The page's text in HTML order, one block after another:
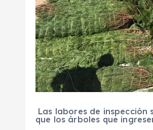
Las labores de inspección
que los árboles que